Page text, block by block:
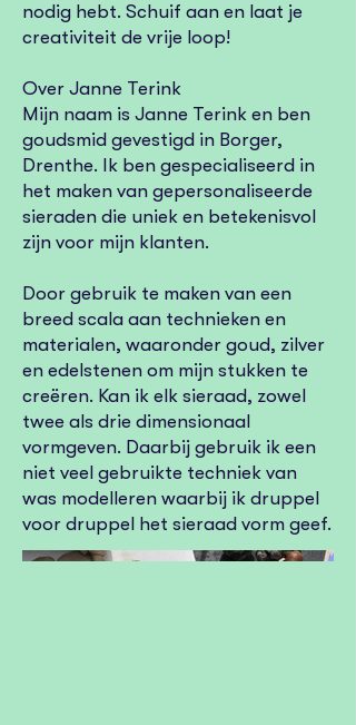
nodig hebt. Schuif aan en laat je
creativiteit de vrije loop!
Over Janne Terink
Mijn naam is Janne Terink en ben
goudsmid gevestigd in Borger,
Drenthe. Ik ben gespecialiseerd in
het maken van gepersonaliseerde
sieraden die uniek en betekenisvol
zijn voor mijn klanten.
Door gebruik te maken van een
breed scala aan technieken en
materialen, waaronder goud, zilver
en edelstenen om mijn stukken te
creëren. Kan ik elk sieraad, zowel
twee als drie dimensionaal
vormgeven. Daarbij gebruik ik een
niet veel gebruikte techniek van
was modelleren waarbij ik druppel
voor druppel het sieraad vorm geef.